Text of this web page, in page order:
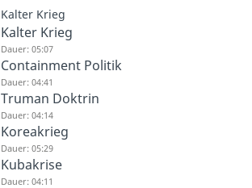
Kalter Krieg
Kalter Krieg
Dauer: 05:07
Containment Politik
Dauer: 04:41
Truman Doktrin
Dauer: 04:14
Koreakrieg
Dauer: 05:29
Kubakrise
Dauer: 04:11